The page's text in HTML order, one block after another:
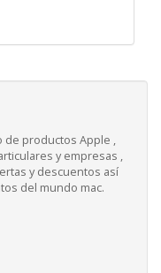
de productos Apple ,
y empresas ,
y descuentos así
del mundo mac.